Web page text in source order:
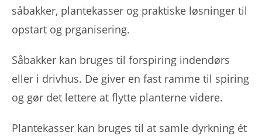
såbakker, plantekasser og praktiske løsninger til
opstart og prganisering.
Såbakker kan bruges til forspiring indendørs
eller i drivhus. De giver en fast ramme til spiring
og gør det lettere at flytte planterne videre.
Plantekasser kan bruges til at samle dyrkning ét